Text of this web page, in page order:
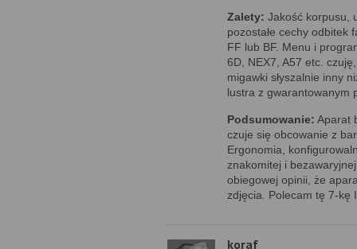
Zalety: Jakość korpusu,
pozostałe cechy odbitek
FF lub BF. Menu i
6D, NEX7, A57 etc.
migawki słyszalnie inny
lustra z gwarantowanym
Podsumowanie: Aparat
czuje się obcowanie z
Ergonomia,
znakomitej i
obiegowej opinii, że
zdjęcia. Polecam tę 7-kę
koraf